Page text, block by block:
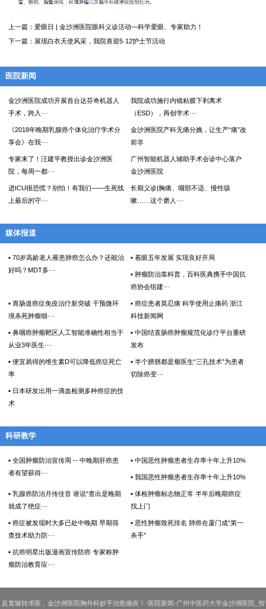
上一篇： 爱眼日 | 金沙洲医院眼科义诊活动—科学爱眼、专家助力！
下一篇： 展现白衣天使风采，我院喜迎5·12护士节活动
医院新闻
金沙洲医院成功开展首台达芬奇机器人
手术，跨入···
我院成功施行内镜粘膜下剥离术
（ESD），再创学术···
《2018年晚期乳腺癌个体化治疗学术分
享会》在我···
金沙洲医院产科无痛分娩，让生产“痛”改
前非
专家来了！汪建平教授出诊金沙洲医
院，每周一都···
广州智能机器人辅助手术会诊中心落户
金沙洲医院
进ICU很恐慌？别怕！有我们——生死线
上最后的守···
长期义诊|胸痛、咽部不适、慢性咳
嗽……这个磨人···
媒体报道
▪ 70岁高龄老人罹患肺癌怎么办？还能治
好吗？MDT多···
▪ 着眼五年发展 实现良好开局
▪ 肿瘤防治靠科普，百科医典携手中国抗
癌协会组建···
▪ 胃肠道癌症免疫治疗新突破 干预微环
境杀死肿瘤细···
▪ 癌症患者莫忍痛 科学使用止痛药 浙江
科技新闻网
▪ 鼻咽癌肿瘤靶区人工智能准确性相当于
从业3年医生···
▪ 中国结直肠癌肿瘤规范化诊疗平台重磅
发布
▪ 便宜易得的维生素D可以降低癌症死亡
率
▪ 半个膀胱都是瘤医生“三孔技术”为患者
切除癌变···
▪ 日本研发出用一滴血检测多种癌症的技
术
科研教学
▪ 全国肿瘤防治宣传周 -- 中晚期肝癌患
者有望获得···
▪ 中国恶性肿瘤患者生存率十年上升10%
▪ 我国恶性肿瘤患者生存率十年上升10%
▪ 乳腺癌防治月传佳音 谁说“查出是晚期
就成了绝症···
▪ 体检肿瘤标志物正常 半年后晚期癌症
找上门
▪ 癌症被发现时大多已处中晚期 早期筛
查技术助力防···
▪ 恶性肿瘤致死排名 肺癌在厦门成“第一
杀手”
▪ 抗癌明星出版漫画宣传防癌 专家称肿
瘤防治教育应···
反复辗转求医，金沙洲医院胸外科妙手治愈顽疾！-医院新闻-广州中医药大学金沙洲医院_智